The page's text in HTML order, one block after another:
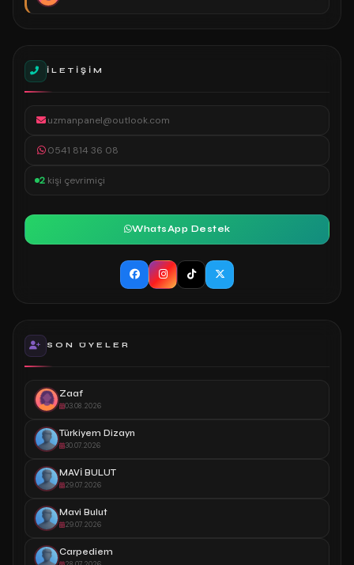
İLETIŞIM
uzmanpanel@outlook.com
0541 814 36 08
2 kişi çevrimiçi
WhatsApp Destek
SON ÜYELER
Zaaf
03.08.2026
Türkiyem Dizayn
30.07.2026
MAVİ BULUT
29.07.2026
Mavi Bulut
29.07.2026
Carpediem